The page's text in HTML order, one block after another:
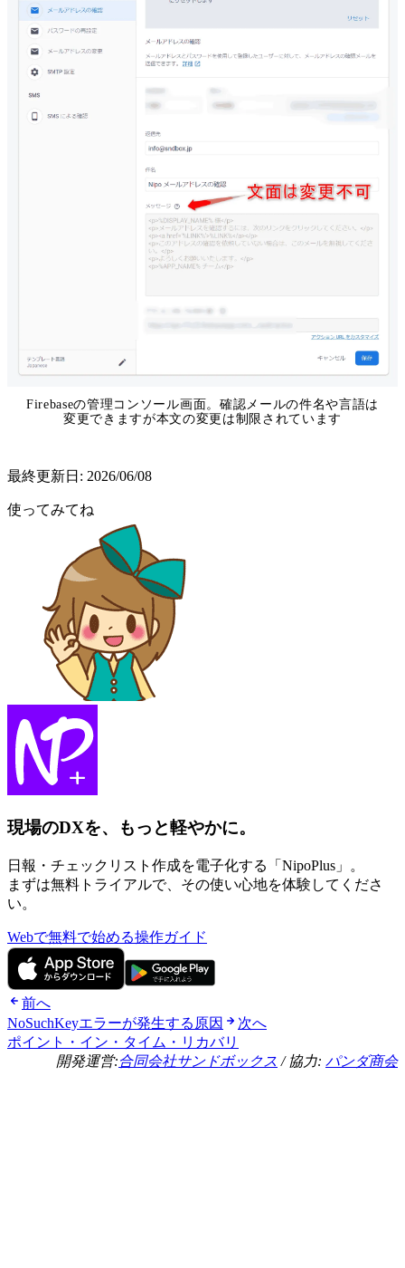
Firebaseの管理コンソール画面。確認メールの件名や言語は
変更できますが本文の変更は制限されています
最終更新日: 2026/06/08
使ってみてね
現場のDXを、もっと軽やかに。
日報・チェックリスト作成を電子化する「NipoPlus」。
まずは無料トライアルで、その使い心地を体験してくださ
い。
Webで無料で始める操作ガイド
前へ
NoSuchKeyエラーが発生する原因
次へ
ポイント・イン・タイム・リカバリ
開発運営:合同会社サンドボックス / 協力: パンダ商会